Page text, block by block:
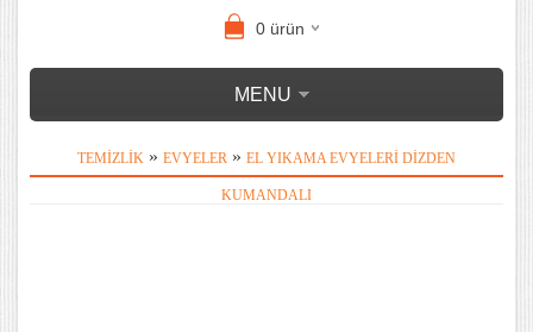
0ürün
MENU
TEMIZLIK » EVYELER » EL YIKAMA EVYELERI DIZDEN
KUMANDALI